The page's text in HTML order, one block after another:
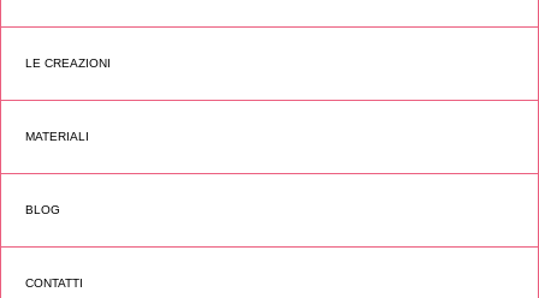
LE CREAZIONI
MATERIALI
BLOG
CONTATTI